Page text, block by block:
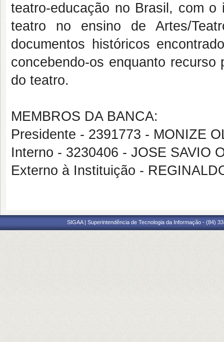
teatro-educação no Brasil, com
teatro no ensino de Artes/
documentos históricos
concebendo-os enquanto
do teatro.
MEMBROS DA BANCA:
Presidente - 2391773 - MONIZE
Interno - 3230406 - JOSE SAVIO
Externo à Instituição -
SIGAA | Superintendência de Tecnologia da Informação - (84)